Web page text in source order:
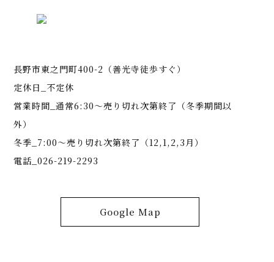
長野市東之門町400-2（善光寺徒歩すぐ）
定休日_不定休
営業時間_通常6:30～売り切れ次第終了（冬季期間以
外）
冬季_7:00～売り切れ次第終了（12,1,2,3月）
電話_026-219-2293
Google Map